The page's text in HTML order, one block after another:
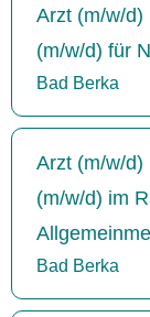
Arzt (m/w/d)
(m/w/d) für
Bad Berka
Arzt (m/w/d)
(m/w/d) im
Bad Berka